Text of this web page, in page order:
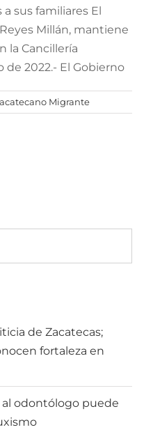
sus familiares El
Millán, mantiene
la Cancillería
de 2022.- El Gobierno
Migrante
de Zacatecas;
fortaleza en
odontólogo puede